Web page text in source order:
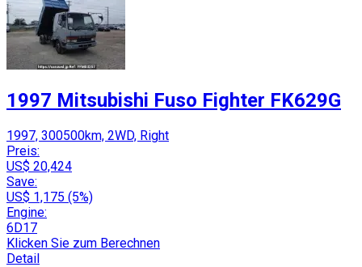
1997 Mitsubishi Fuso Fighter FK629G
1997, 300500km, 2WD, Right
Preis:
US$ 20,424
Save:
US$ 1,175 (5%)
Engine:
6D17
Klicken Sie zum Berechnen
Detail